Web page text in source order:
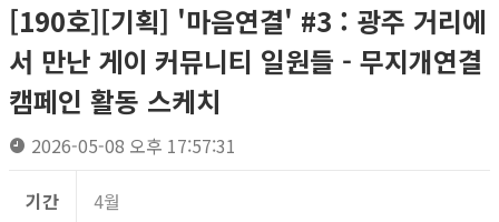
[190호][기획] '마음연결' #3 : 광주 거리에
서 만난 게이 커뮤니티 일원들 - 무지개연결
캠페인 활동 스케치
2026-05-08 오후 17:57:31
기간 4월